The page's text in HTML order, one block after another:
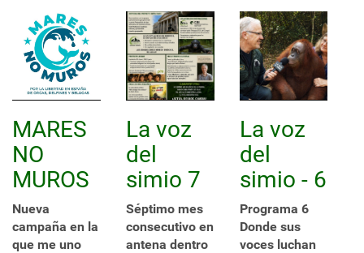
MARES
NO
MUROS
Nueva
campaña en la
que me uno
La voz
del
simio 7
Séptimo mes
consecutivo en
antena dentro
La voz
del
simio - 6
Programa 6
Donde sus
voces luchan